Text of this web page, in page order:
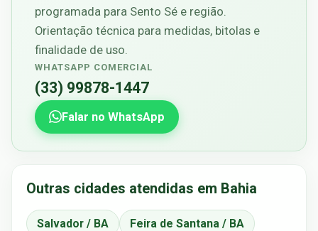
programada para Sento Sé e região.
Orientação técnica para medidas, bitolas e
finalidade de uso.
WHATSAPP COMERCIAL
(33) 99878-1447
Falar no WhatsApp
Outras cidades atendidas em Bahia
Salvador / BA Feira de Santana / BA